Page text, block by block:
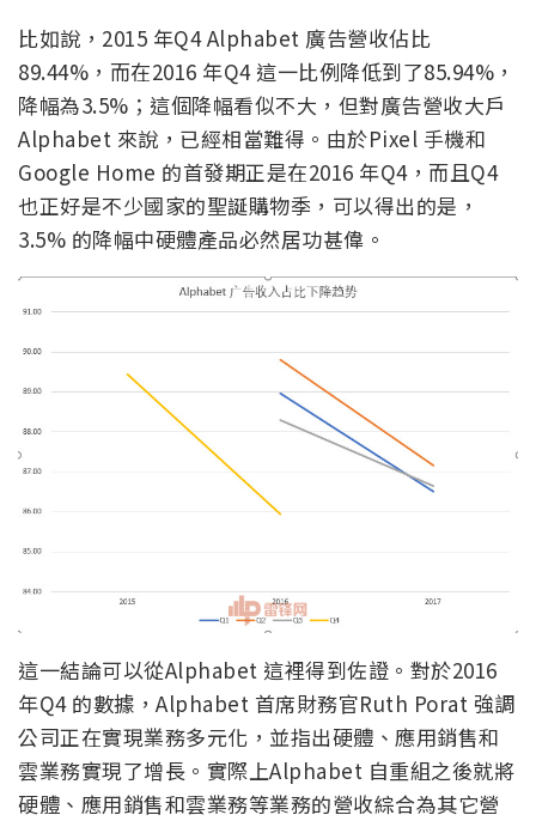
比如說，2015 年Q4 Alphabet 廣告營收佔比
89.44%，而在2016 年Q4 這一比例降低到了85.94%，
降幅為3.5%；這個降幅看似不大，但對廣告營收大戶
Alphabet 來說，已經相當難得。由於Pixel 手機和
Google Home 的首發期正是在2016 年Q4，而且Q4
也正好是不少國家的聖誕購物季，可以得出的是，
3.5% 的降幅中硬體產品必然居功甚偉。
這一結論可以從Alphabet 這裡得到佐證。對於2016
年Q4 的數據，Alphabet 首席財務官Ruth Porat 強調
公司正在實現業務多元化，並指出硬體、應用銷售和
雲業務實現了增長。實際上Alphabet 自重組之後就將
硬體、應用銷售和雲業務等業務的營收綜合為其它營